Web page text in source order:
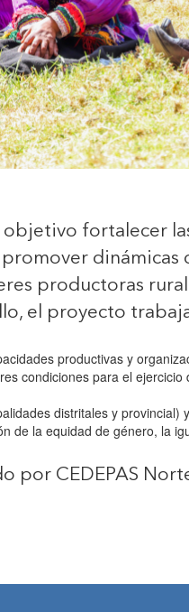
fortalecer
productoras
el proyecto
productivas y
condiciones para el
distritales y
de la equidad de género, la
por CEDEPAS